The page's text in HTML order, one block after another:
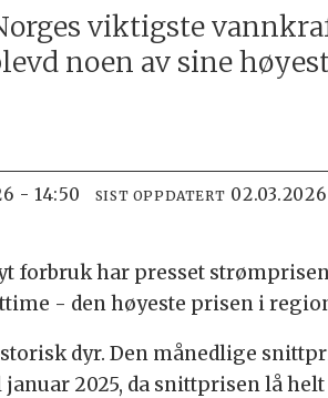
viktigste
noen av sine
- 14:50 SIST OPPDATERT
forbruk har presset
- den høyeste prisen i
dyr. Den månedlige
2025, da snittprisen lå helt